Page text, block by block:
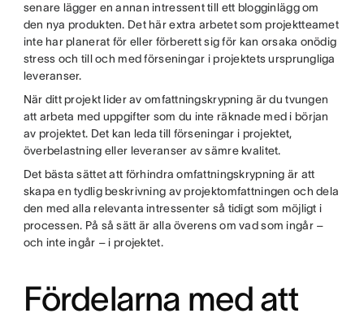
senare lägger en annan intressent till ett blogginlägg om
den nya produkten. Det här extra arbetet som projektteamet
inte har planerat för eller förberett sig för kan orsaka onödig
stress och till och med förseningar i projektets ursprungliga
leveranser.
När ditt projekt lider av omfattningskrypning är du tvungen
att arbeta med uppgifter som du inte räknade med i början
av projektet. Det kan leda till förseningar i projektet,
överbelastning eller leveranser av sämre kvalitet.
Det bästa sättet att förhindra omfattningskrypning är att
skapa en tydlig beskrivning av projektomfattningen och dela
den med alla relevanta intressenter så tidigt som möjligt i
processen. På så sätt är alla överens om vad som ingår –
och inte ingår – i projektet.
Fördelarna med att